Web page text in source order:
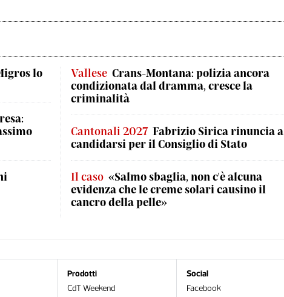
lo
Vallese Crans-Montana: polizia ancora
condizionata dal dramma, cresce la
criminalità
Cantonali 2027 Fabrizio Sirica rinuncia a
candidarsi per il Consiglio di Stato
Il caso «Salmo sbaglia, non c'è alcuna
evidenza che le creme solari causino il
cancro della pelle»
Prodotti
CdT Weekend
Social
Facebook